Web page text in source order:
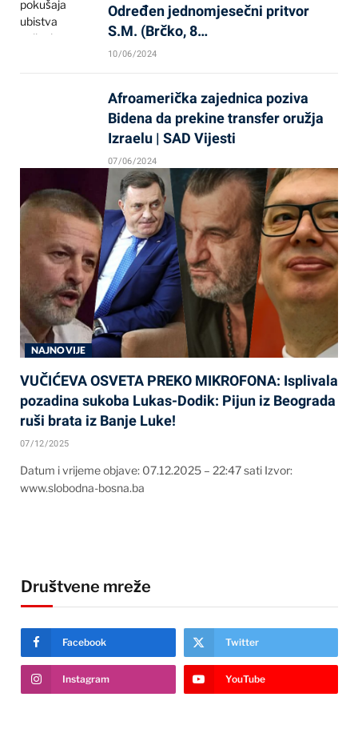
Određen jednomjesečni pritvor
S.M. (Brčko, 8…
10/06/2024
Afroamerička zajednica poziva
Bidena da prekine transfer oružja
Izraelu | SAD Vijesti
07/06/2024
NAJNOVIJE
VUČIĆEVA OSVETA PREKO MIKROFONA: Isplivala
pozadina sukoba Lukas-Dodik: Pijun iz Beograda
ruši brata iz Banje Luke!
07/12/2025
Datum i vrijeme objave: 07.12.2025 – 22:47 sati Izvor:
www.slobodna-bosna.ba
Društvene mreže
Facebook Twitter
Instagram YouTube